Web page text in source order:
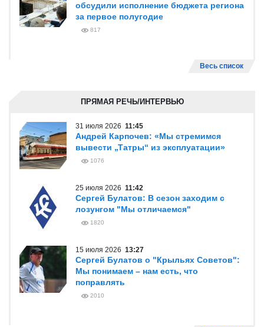
обсудили исполнение бюджета региона
за первое полугодие
817
Весь список
ПРЯМАЯ РЕЧЬ/ИНТЕРВЬЮ
31 июля 2026 11:45
Андрей Карпочев: «Мы стремимся
вывести „Татры“ из эксплуатации»
1076
25 июля 2026 11:42
Сергей Булатов: В сезон заходим с
лозунгом "Мы отличаемся"
1820
15 июля 2026 13:27
Сергей Булатов о "Крыльях Советов":
Мы понимаем – нам есть, что
поправлять
2010